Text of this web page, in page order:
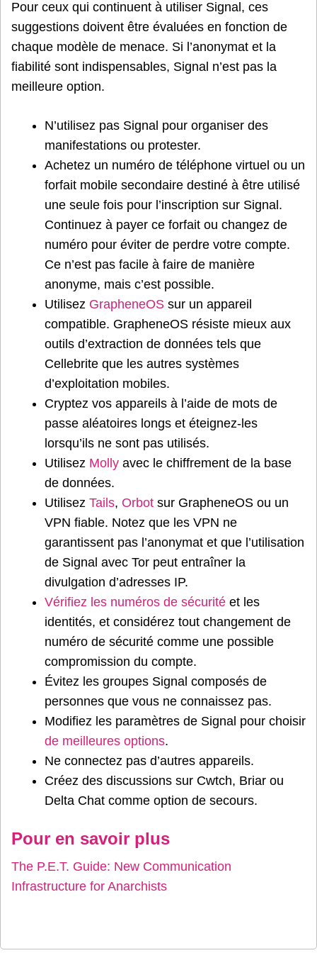
Pour ceux qui continuent à utiliser Signal, ces
suggestions doivent être évaluées en fonction de
chaque modèle de menace. Si l’anonymat et la
fiabilité sont indispensables, Signal n’est pas la
meilleure option.
N’utilisez pas Signal pour organiser des
manifestations ou protester.
Achetez un numéro de téléphone virtuel ou un
forfait mobile secondaire destiné à être utilisé
une seule fois pour l’inscription sur Signal.
Continuez à payer ce forfait ou changez de
numéro pour éviter de perdre votre compte.
Ce n’est pas facile à faire de manière
anonyme, mais c’est possible.
Utilisez GrapheneOS sur un appareil
compatible. GrapheneOS résiste mieux aux
outils d’extraction de données tels que
Cellebrite que les autres systèmes
d’exploitation mobiles.
Cryptez vos appareils à l’aide de mots de
passe aléatoires longs et éteignez-les
lorsqu’ils ne sont pas utilisés.
Utilisez Molly avec le chiffrement de la base
de données.
Utilisez Tails, Orbot sur GrapheneOS ou un
VPN fiable. Notez que les VPN ne
garantissent pas l’anonymat et que l’utilisation
de Signal avec Tor peut entraîner la
divulgation d’adresses IP.
Vérifiez les numéros de sécurité et les
identités, et considérez tout changement de
numéro de sécurité comme une possible
compromission du compte.
Évitez les groupes Signal composés de
personnes que vous ne connaissez pas.
Modifiez les paramètres de Signal pour choisir
de meilleures options.
Ne connectez pas d’autres appareils.
Créez des discussions sur Cwtch, Briar ou
Delta Chat comme option de secours.
Pour en savoir plus
The P.E.T. Guide: New Communication
Infrastructure for Anarchists